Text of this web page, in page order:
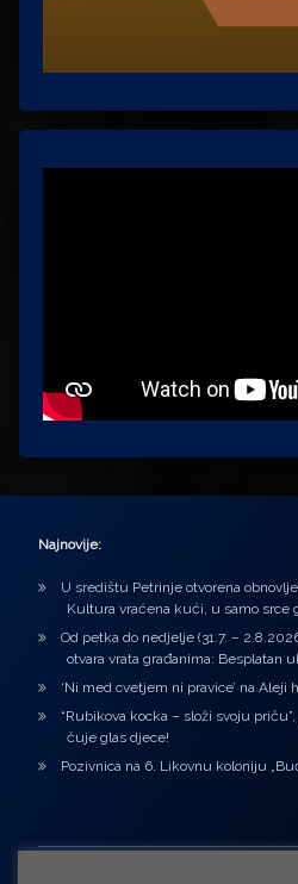
Najnovije:
U središtu Petrinje otvorena
Kultura vraćena kući, u samo srce
Od petka do nedjelje (31.7. –
otvara vrata građanima: Besplatan
‘Ni med cvetjem ni pravice’ na
“Rubikova kocka – složi svoju
čuje glas djece!
Pozivnica na 6. Likovnu koloniju